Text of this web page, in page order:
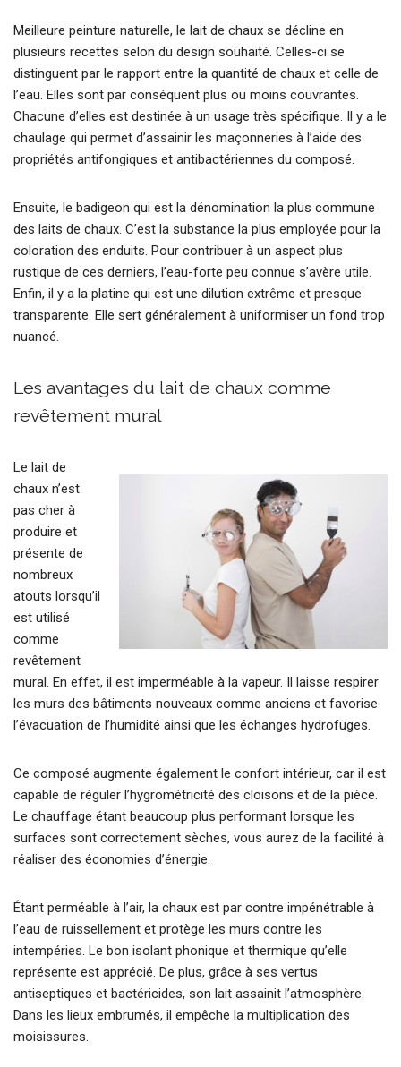
Meilleure peinture naturelle, le lait de chaux se décline en
plusieurs recettes selon du design souhaité. Celles-ci se
distinguent par le rapport entre la quantité de chaux et celle de
l’eau. Elles sont par conséquent plus ou moins couvrantes.
Chacune d’elles est destinée à un usage très spécifique. Il y a le
chaulage qui permet d’assainir les maçonneries à l’aide des
propriétés antifongiques et antibactériennes du composé.
Ensuite, le badigeon qui est la dénomination la plus commune
des laits de chaux. C’est la substance la plus employée pour la
coloration des enduits. Pour contribuer à un aspect plus
rustique de ces derniers, l’eau-forte peu connue s’avère utile.
Enfin, il y a la platine qui est une dilution extrême et presque
transparente. Elle sert généralement à uniformiser un fond trop
nuancé.
Les avantages du lait de chaux comme
revêtement mural
Le lait de
chaux n’est
pas cher à
produire et
présente de
nombreux
atouts lorsqu’il
est utilisé
comme
revêtement
mural. En effet, il est imperméable à la vapeur. Il laisse respirer
les murs des bâtiments nouveaux comme anciens et favorise
l’évacuation de l’humidité ainsi que les échanges hydrofuges.
Ce composé augmente également le confort intérieur, car il est
capable de réguler l’hygrométricité des cloisons et de la pièce.
Le chauffage étant beaucoup plus performant lorsque les
surfaces sont correctement sèches, vous aurez de la facilité à
réaliser des économies d’énergie.
Étant perméable à l’air, la chaux est par contre impénétrable à
l’eau de ruissellement et protège les murs contre les
intempéries. Le bon isolant phonique et thermique qu’elle
représente est apprécié. De plus, grâce à ses vertus
antiseptiques et bactéricides, son lait assainit l’atmosphère.
Dans les lieux embrumés, il empêche la multiplication des
moisissures.